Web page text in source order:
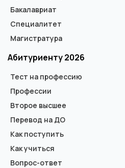
Бакалавриат
Специалитет
Магистратура
Абитуриенту 2026
Тест на профессию
Профессии
Второе высшее
Перевод на ДО
Как поступить
Как учиться
Вопрос-ответ